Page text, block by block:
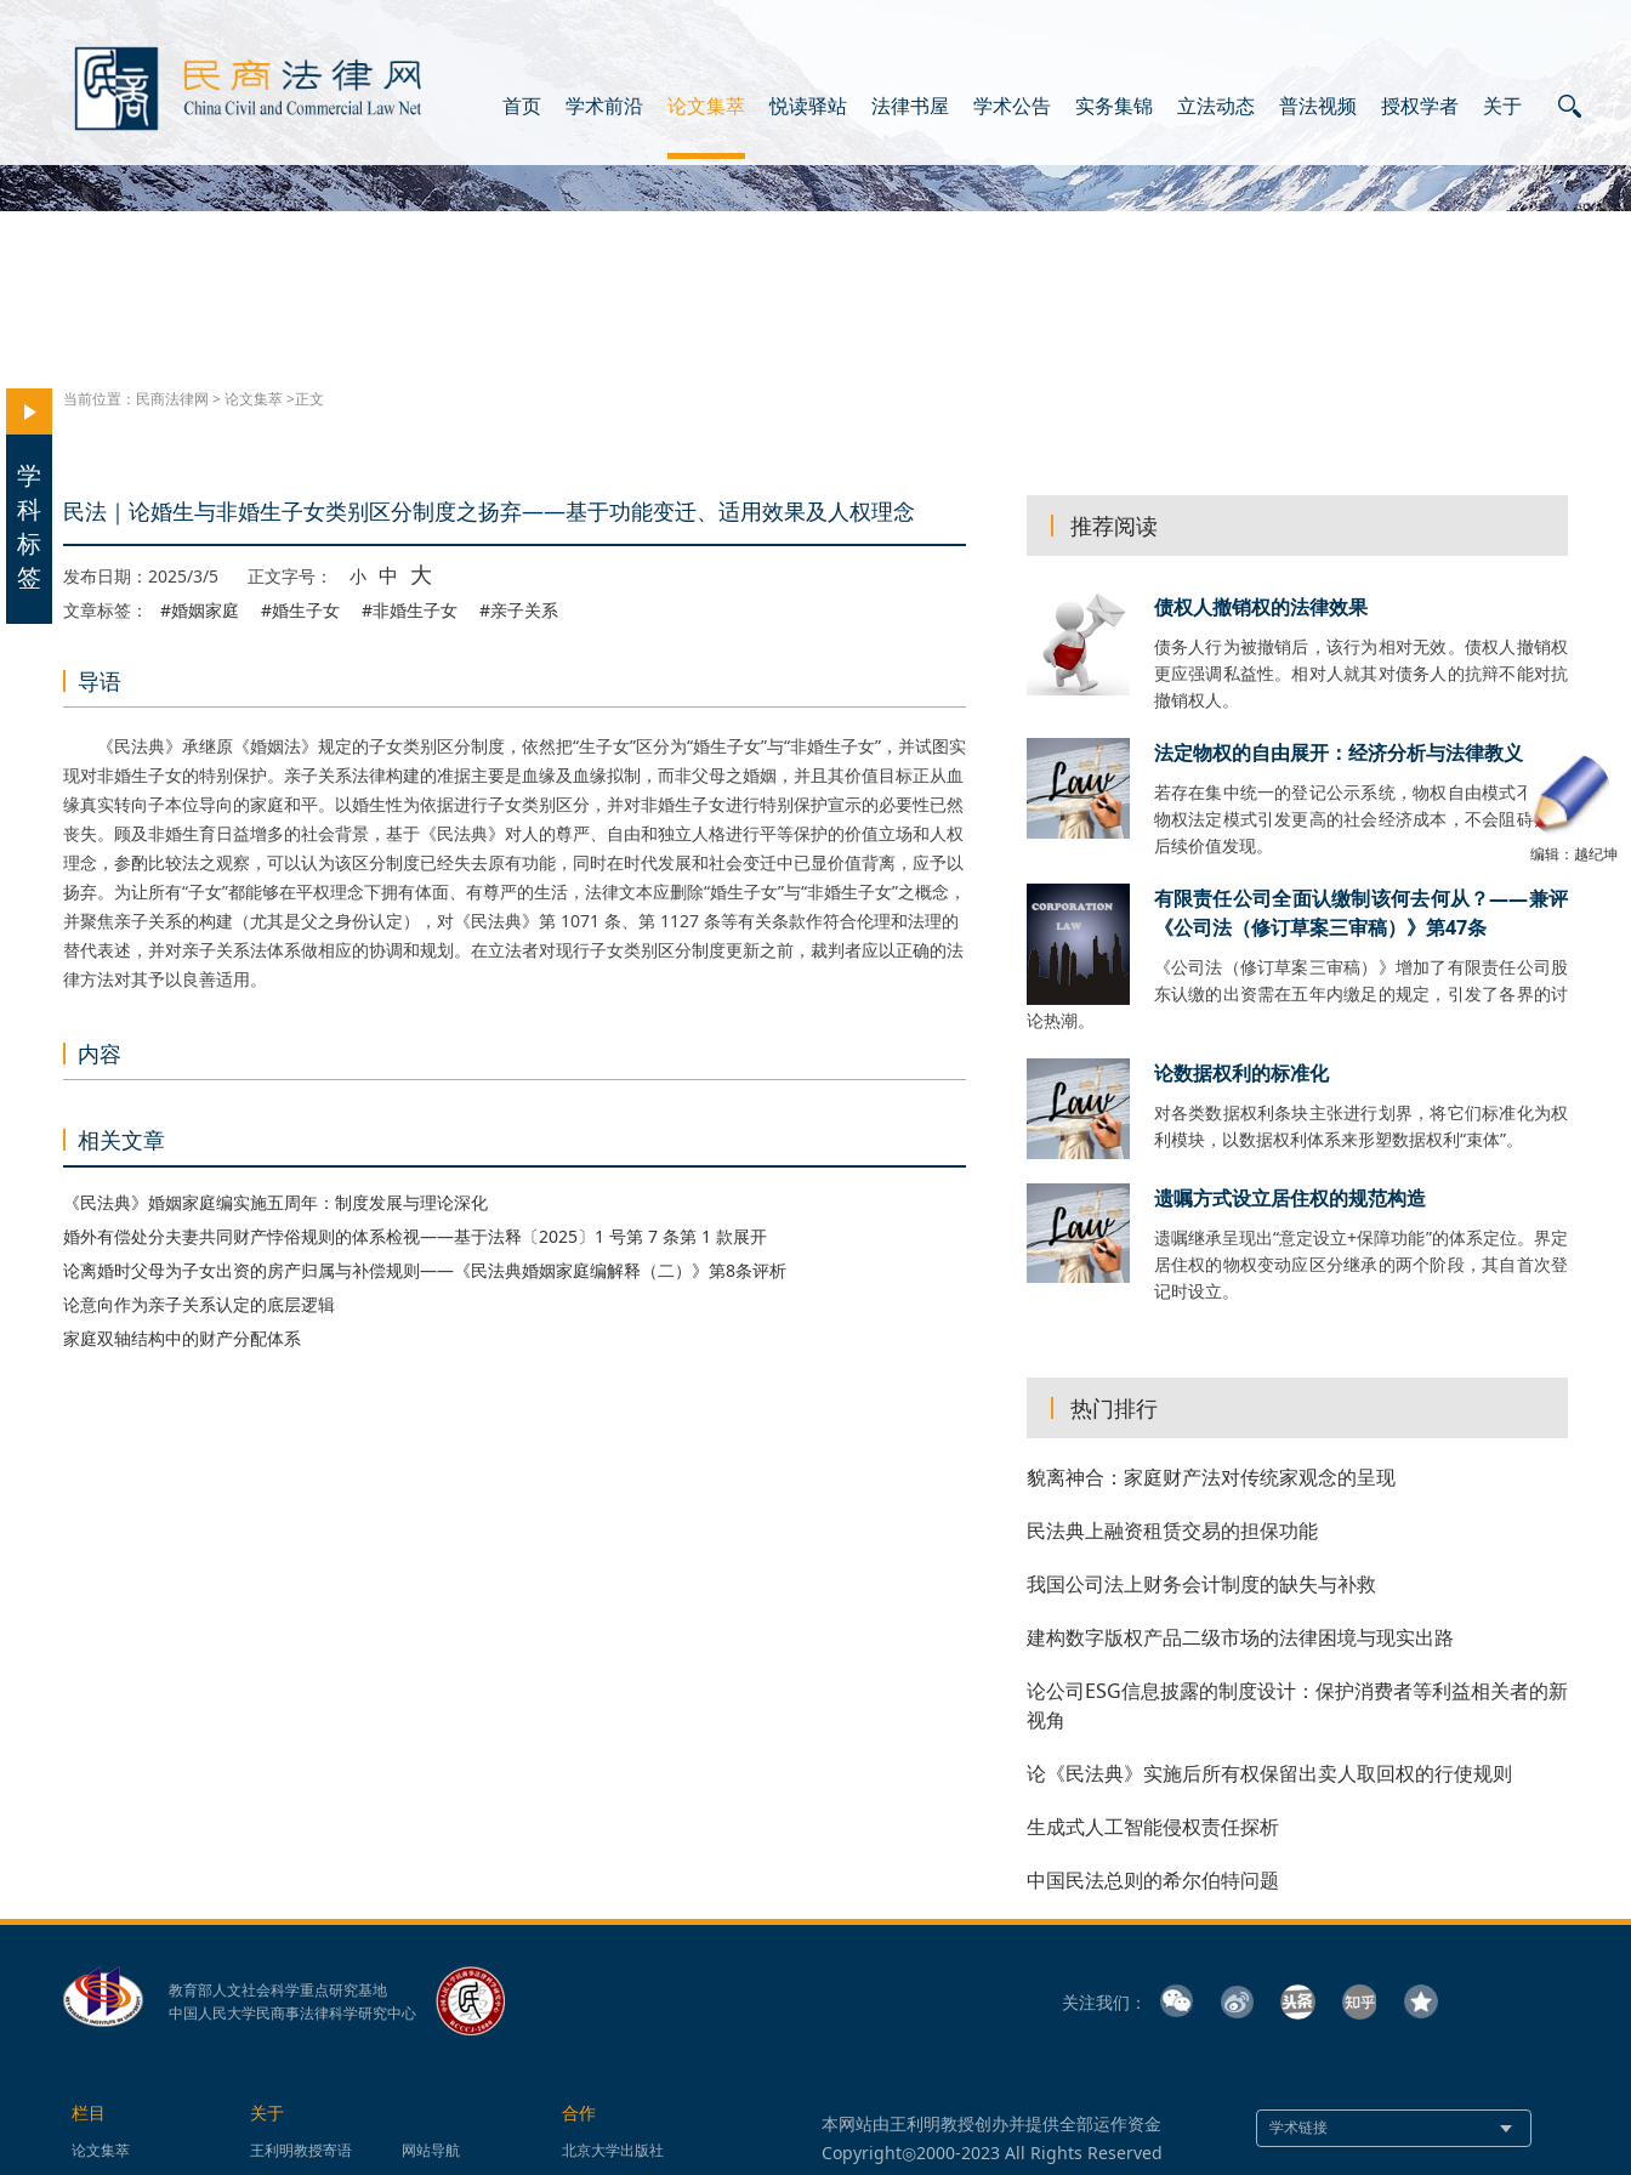
首页 学术前沿 论文集萃 悦读驿站 法律书屋 学术公告 实务集锦 立法动态 普法视频 授权学者 关于
当前位置： 民商法律网 > 论文集萃>正文
民法｜论婚生与非婚生子女类别区分制度之扬弃——基于功能变迁、适用效果及人权理念
发布日期：2025/3/5 正文字号： 小 中 大
文章标签： #婚姻家庭 #婚生子女 #非婚生子女 #亲子关系
导语
《民法典》承继原《婚姻法》规定的子女类别区分制度，依然把“生子女”区分为“婚生子女”与“非婚生子女”，并试图实
现对非婚生子女的特别保护。亲子关系法律构建的准据主要是血缘及血缘拟制，而非父母之婚姻，并且其价值目标正从血
缘真实转向子本位导向的家庭和平。以婚生性为依据进行子女类别区分，并对非婚生子女进行特别保护宣示的必要性已然
丧失。顾及非婚生育日益增多的社会背景，基于《民法典》对人的尊严、自由和独立人格进行平等保护的价值立场和人权
理念，参酌比较法之观察，可以认为该区分制度已经失去原有功能，同时在时代发展和社会变迁中已显价值背离，应予以
扬弃。为让所有“子女”都能够在平权理念下拥有体面、有尊严的生活，法律文本应删除“婚生子女”与“非婚生子女”之概念，
并聚焦亲子关系的构建（尤其是父之身份认定），对《民法典》第 1071 条、第 1127 条等有关条款作符合伦理和法理的
替代表述，并对亲子关系法体系做相应的协调和规划。在立法者对现行子女类别区分制度更新之前，裁判者应以正确的法
律方法对其予以良善适用。
内容
相关文章
《民法典》婚姻家庭编实施五周年：制度发展与理论深化
婚外有偿处分夫妻共同财产悖俗规则的体系检视——基于法释〔2025〕1 号第 7 条第 1 款展开
论离婚时父母为子女出资的房产归属与补偿规则——《民法典婚姻家庭编解释（二）》第8条评析
论意向作为亲子关系认定的底层逻辑
家庭双轴结构中的财产分配体系
推荐阅读
债权人撤销权的法律效果
债务人行为被撤销后，该行为相对无效。债权人撤销权
更应强调私益性。相对人就其对债务人的抗辩不能对抗
撤销权人。
法定物权的自由展开：经济分析与法律教义
若存在集中统一的登记公示系统，物权自由模式不会比
物权法定模式引发更高的社会经济成本，不会阻碍财产
后续价值发现。
有限责任公司全面认缴制该何去何从？——兼评
《公司法（修订草案三审稿）》第47条
《公司法（修订草案三审稿）》增加了有限责任公司股
东认缴的出资需在五年内缴足的规定，引发了各界的讨
论热潮。
论数据权利的标准化
对各类数据权利条块主张进行划界，将它们标准化为权
利模块，以数据权利体系来形塑数据权利“束体”。
遗嘱方式设立居住权的规范构造
遗嘱继承呈现出“意定设立+保障功能”的体系定位。界定
居住权的物权变动应区分继承的两个阶段，其自首次登
记时设立。
热门排行
貌离神合：家庭财产法对传统家观念的呈现
民法典上融资租赁交易的担保功能
我国公司法上财务会计制度的缺失与补救
建构数字版权产品二级市场的法律困境与现实出路
论公司ESG信息披露的制度设计：保护消费者等利益相关者的新
视角
论《民法典》实施后所有权保留出卖人取回权的行使规则
生成式人工智能侵权责任探析
中国民法总则的希尔伯特问题
编辑：越纪坤
教育部人文社会科学重点研究基地
中国人民大学民商事法律科学研究中心
栏目
论文集萃
关于
王利明教授寄语 网站导航
合作
北京大学出版社
关注我们：
本网站由王利明教授创办并提供全部运作资金
Copyright◎2000-2023 All Rights Reserved
学
科
标
签